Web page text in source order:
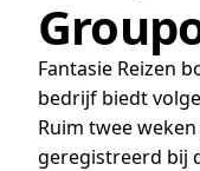
Fantasie Reizen
bedrijf biedt
Ruim twee
geregistreerd bij